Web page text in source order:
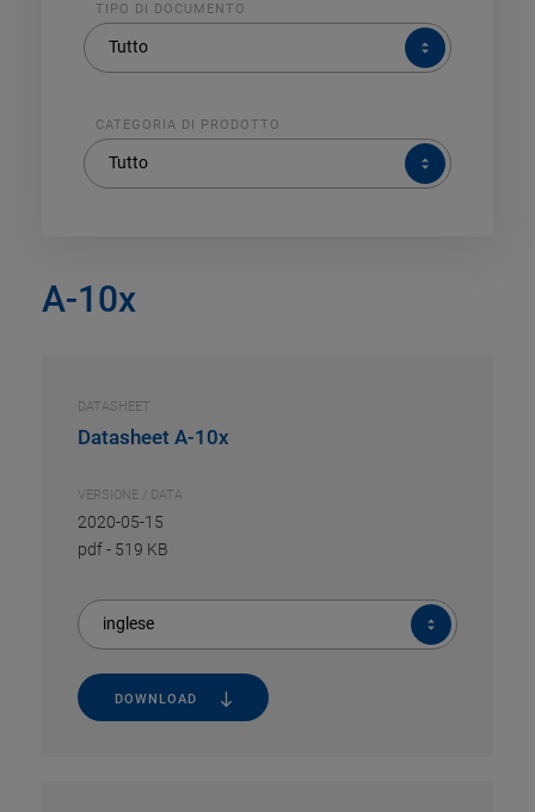
TIPO DI DOCUMENTO
Tutto
TIPO
DI
DOCUMENTO
CATEGORIA DI PRODOTTO
Tutto
CATEGORIA
DI
PRODOTTO
A-10x
DATASHEET
Datasheet A-10x
VERSIONE / DATA
2020-05-15
pdf- 519 KB
inglese
DOWNLOAD